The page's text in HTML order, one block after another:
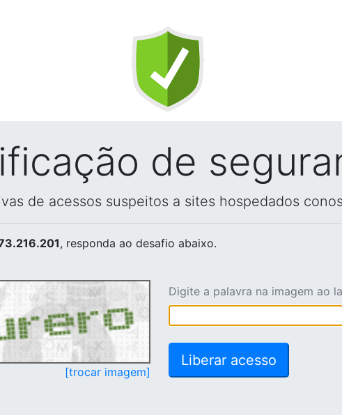
de
de acessos suspeitos a sites hospedados
, responda ao desafio abaixo.
[trocar imagem]
Digite a palavra na imagem ao